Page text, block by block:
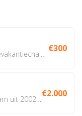
€300
€2.000